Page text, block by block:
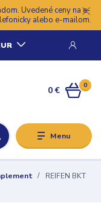
Uvedené ceny na e-
alebo e-mailom.
Menu
0
0 €
REIFEN BKT